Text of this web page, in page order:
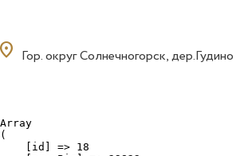
Гор. округ Солнечногорск, дер.Гудино
Array
(
    [id] => 18